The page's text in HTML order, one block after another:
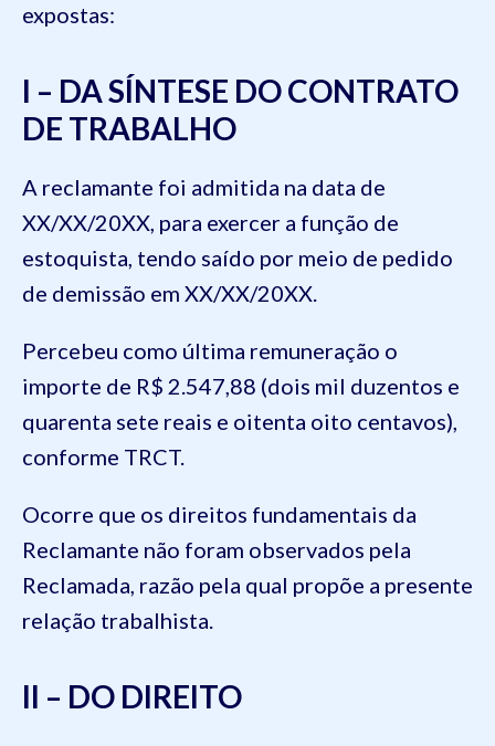
expostas:
I – DA SÍNTESE DO CONTRATO
DE TRABALHO
A reclamante foi admitida na data de
XX/XX/20XX, para exercer a função de
estoquista, tendo saído por meio de pedido
de demissão em XX/XX/20XX.
Percebeu como última remuneração o
importe de R$ 2.547,88 (dois mil duzentos e
quarenta sete reais e oitenta oito centavos),
conforme TRCT.
Ocorre que os direitos fundamentais da
Reclamante não foram observados pela
Reclamada, razão pela qual propõe a presente
relação trabalhista.
II – DO DIREITO